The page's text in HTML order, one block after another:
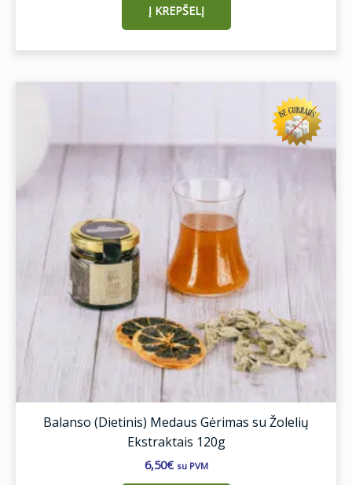
Į KREPŠELĮ
Balanso (Dietinis) Medaus Gėrimas su Žolelių
Ekstraktais 120g
6,50€ su PVM